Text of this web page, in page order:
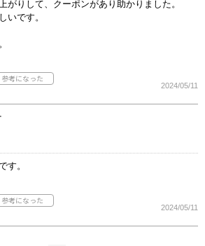
がりして、クーポンがあり助かりました。
いです。
2024/05/11
す。
2024/05/11